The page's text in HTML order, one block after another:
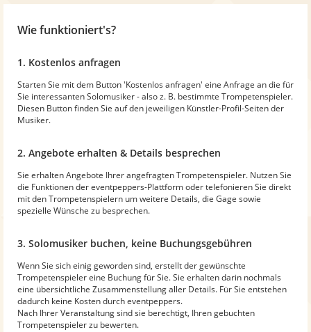
Wie funktioniert's?
1. Kostenlos anfragen
Starten Sie mit dem Button 'Kostenlos anfragen' eine Anfrage an die für
Sie interessanten Solomusiker - also z. B. bestimmte Trompetenspieler.
Diesen Button finden Sie auf den jeweiligen Künstler-Profil-Seiten der
Musiker.
2. Angebote erhalten & Details besprechen
Sie erhalten Angebote Ihrer angefragten Trompetenspieler. Nutzen Sie
die Funktionen der eventpeppers-Plattform oder telefonieren Sie direkt
mit den Trompetenspielern um weitere Details, die Gage sowie
spezielle Wünsche zu besprechen.
3. Solomusiker buchen, keine Buchungsgebühren
Wenn Sie sich einig geworden sind, erstellt der gewünschte
Trompetenspieler eine Buchung für Sie. Sie erhalten darin nochmals
eine übersichtliche Zusammenstellung aller Details. Für Sie entstehen
dadurch keine Kosten durch eventpeppers.
Nach Ihrer Veranstaltung sind sie berechtigt, Ihren gebuchten
Trompetenspieler zu bewerten.